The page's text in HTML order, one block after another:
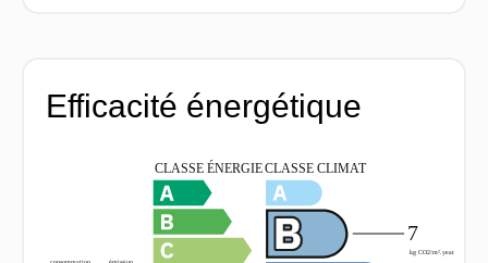
Efficacité énergétique